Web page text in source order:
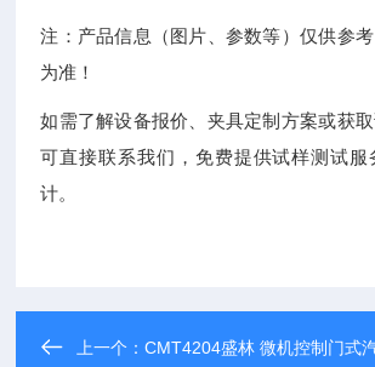
注：产品信息（图片、参数等）仅供参
为准！
如需了解设备报价、夹具定制方案或获取
可直接联系我们，免费提供试样测试服
计。
上一个：CMT4204盛林 微机控制门式汽车